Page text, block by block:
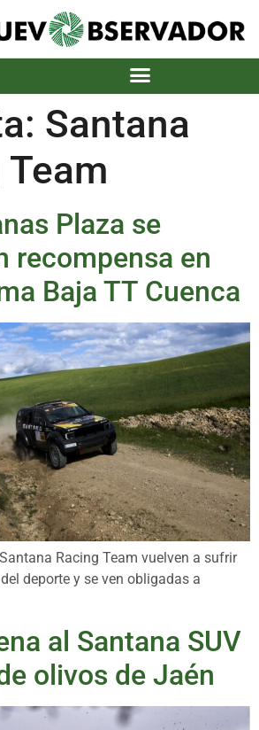
Santana
Plaza se
recompensa en
Baja TT Cuenca
Racing Team vuelven a sufrir
deporte y se ven obligadas a
al Santana SUV
olivos de Jaén